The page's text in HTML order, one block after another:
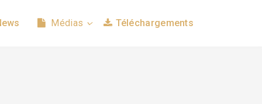
Médias Téléchargements